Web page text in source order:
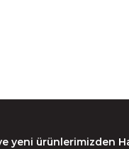
yeni ürünlerimizden